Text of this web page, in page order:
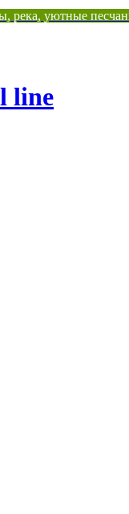
река, уютные